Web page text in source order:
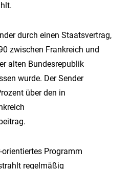
durch einen Staatsvertrag,
zwischen Frankreich und
alten Bundesrepublik
wurde. Der Sender
über den in
Programm
regelmäßig